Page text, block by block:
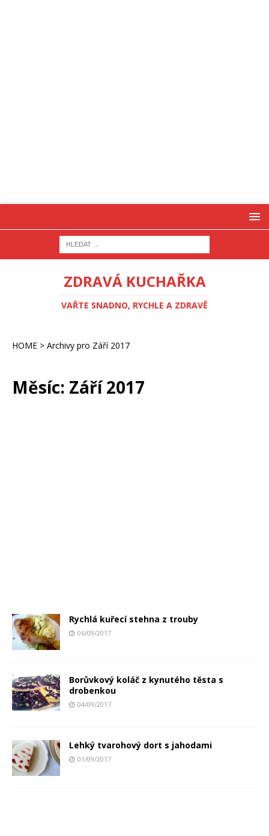
ZDRAVÁ KUCHAŘKA
VAŘTE SNADNO, RYCHLE A ZDRAVĚ
HOME > Archivy pro Září 2017
Měsíc: Září 2017
Rychlá kuřecí stehna z trouby
06/09/2017
Borůvkový koláč z kynutého těsta s
drobenkou
04/09/2017
Lehký tvarohový dort s jahodami
01/09/2017